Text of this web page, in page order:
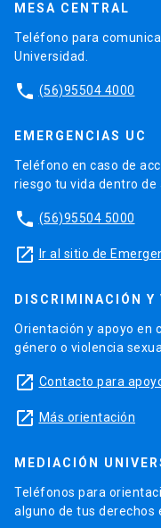
MESA CENTRAL
Teléfono para
Universidad.
phone (56)95504 4000
EMERGENCIAS UC
Teléfono en caso de
riesgo tu vida dentro de
phone (56)95504 5000
launch Ir al sitio de
DISCRIMINACIÓN Y
Orientación y apoyo en
género o violencia
launch Contacto para
launch Más orientación
MEDIACIÓN
Teléfonos para
alguno de tus derechos